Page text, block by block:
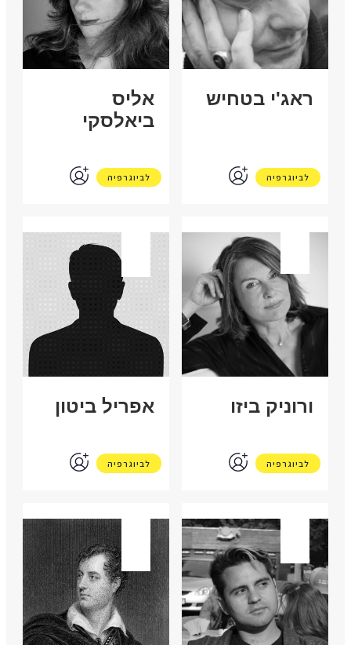
ראג'י בטחיש
לביוגרפיה
אליס
ביאלסקי
לביוגרפיה
ורוניק ביזו
לביוגרפיה
אפריל ביטון
לביוגרפיה